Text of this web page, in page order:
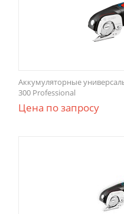
Аккумуляторные
300 Professional
Цена по запросу